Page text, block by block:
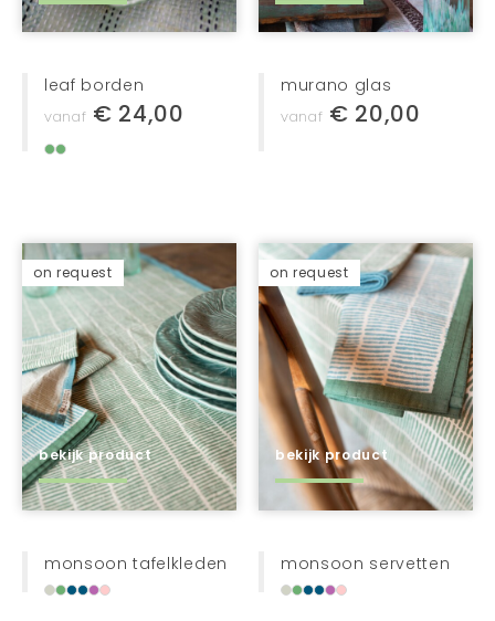
leaf borden
vanaf € 24,00
murano glas
vanaf € 20,00
on request
bekijk product
monsoon tafelkleden
on request
bekijk product
monsoon servetten